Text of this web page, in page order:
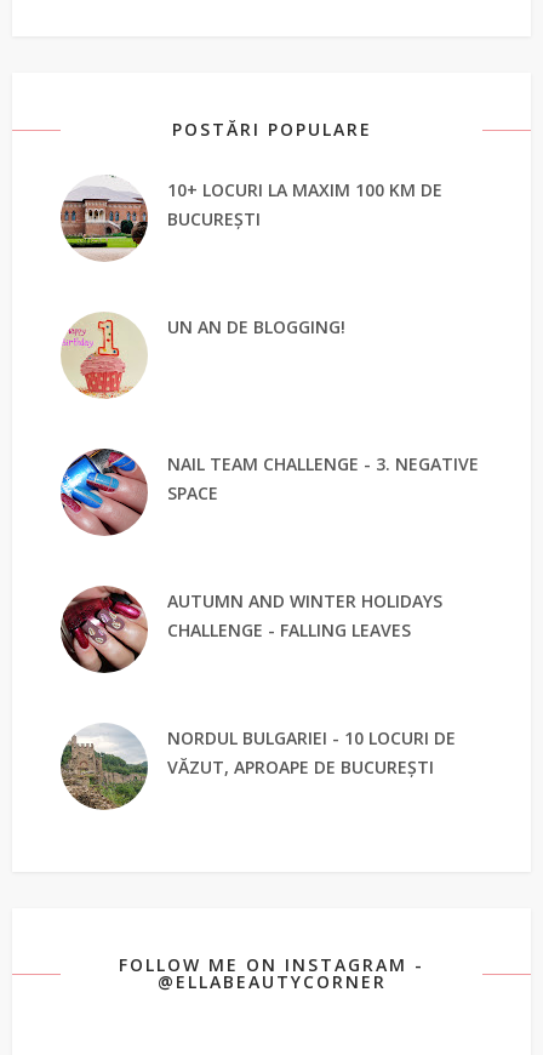
POSTĂRI POPULARE
10+ LOCURI LA MAXIM 100 KM DE
BUCUREȘTI
UN AN DE BLOGGING!
NAIL TEAM CHALLENGE - 3. NEGATIVE
SPACE
AUTUMN AND WINTER HOLIDAYS
CHALLENGE - FALLING LEAVES
NORDUL BULGARIEI - 10 LOCURI DE
VĂZUT, APROAPE DE BUCUREȘTI
FOLLOW ME ON INSTAGRAM -
@ELLABEAUTYCORNER